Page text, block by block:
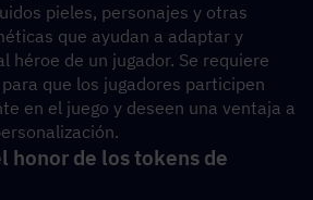
pieles, personajes y otras
que ayudan a adaptar y
héroe de un jugador. Se requiere
que los jugadores participen
en el juego y deseen una ventaja a
honor de los tokens de